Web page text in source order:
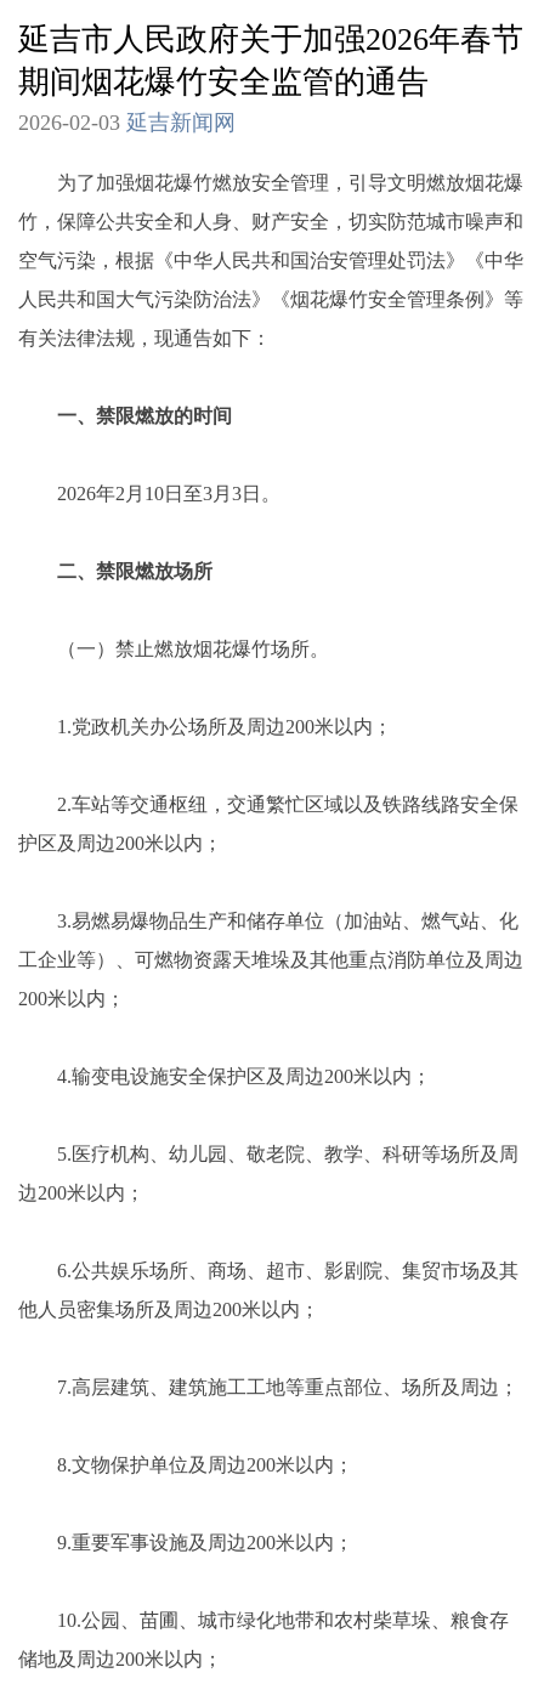
延吉市人民政府关于加强2026年春节
期间烟花爆竹安全监管的通告
2026-02-03 延吉新闻网
为了加强烟花爆竹燃放安全管理，引导文明燃放烟花爆
竹，保障公共安全和人身、财产安全，切实防范城市噪声和
空气污染，根据《中华人民共和国治安管理处罚法》《中华
人民共和国大气污染防治法》《烟花爆竹安全管理条例》等
有关法律法规，现通告如下：
一、禁限燃放的时间
2026年2月10日至3月3日。
二、禁限燃放场所
（一）禁止燃放烟花爆竹场所。
1.党政机关办公场所及周边200米以内；
2.车站等交通枢纽，交通繁忙区域以及铁路线路安全保
护区及周边200米以内；
3.易燃易爆物品生产和储存单位（加油站、燃气站、化
工企业等）、可燃物资露天堆垛及其他重点消防单位及周边
200米以内；
4.输变电设施安全保护区及周边200米以内；
5.医疗机构、幼儿园、敬老院、教学、科研等场所及周
边200米以内；
6.公共娱乐场所、商场、超市、影剧院、集贸市场及其
他人员密集场所及周边200米以内；
7.高层建筑、建筑施工工地等重点部位、场所及周边；
8.文物保护单位及周边200米以内；
9.重要军事设施及周边200米以内；
10.公园、苗圃、城市绿化地带和农村柴草垛、粮食存
储地及周边200米以内；